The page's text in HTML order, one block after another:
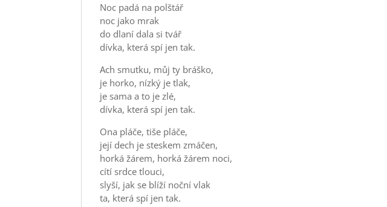
Noc padá na polštář
noc jako mrak
do dlaní dala si tvář
dívka, která spí jen tak.
Ach smutku, můj ty bráško,
je horko, nízký je tlak,
je sama a to je zlé,
dívka, která spí jen tak.
Ona pláče, tiše pláče,
její dech je steskem zmáčen,
horká žárem, horká žárem noci,
cítí srdce tlouci,
slyší, jak se blíží noční vlak
ta, která spí jen tak.